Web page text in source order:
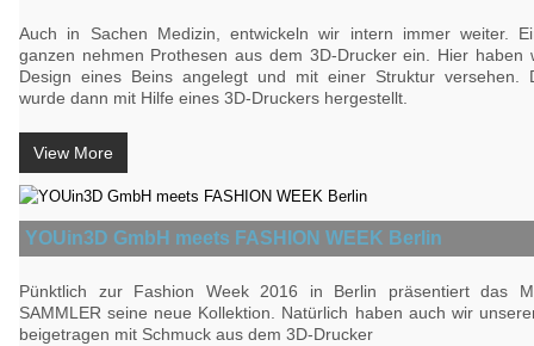
Auch in Sachen Medizin, entwickeln wir intern immer weiter.
ganzen nehmen Prothesen aus dem 3D-Drucker ein. Hier haben
Design eines Beins angelegt und mit einer Struktur versehen.
wurde dann mit Hilfe eines 3D-Druckers hergestellt.
View More
YOUin3D GmbH meets FASHION WEEK Berlin
Pünktlich zur Fashion Week 2016 in Berlin präsentiert das
SAMMLER seine neue Kollektion. Natürlich haben auch wir
beigetragen mit Schmuck aus dem 3D-Drucker